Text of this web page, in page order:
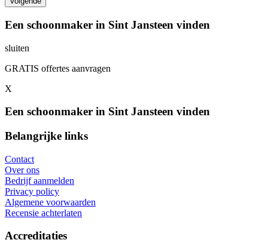
Een schoonmaker in Sint Jansteen vinden
sluiten
GRATIS offertes aanvragen
X
Een schoonmaker in Sint Jansteen vinden
Belangrijke links
Contact
Over ons
Bedrijf aanmelden
Privacy policy
Algemene voorwaarden
Recensie achterlaten
Accreditaties